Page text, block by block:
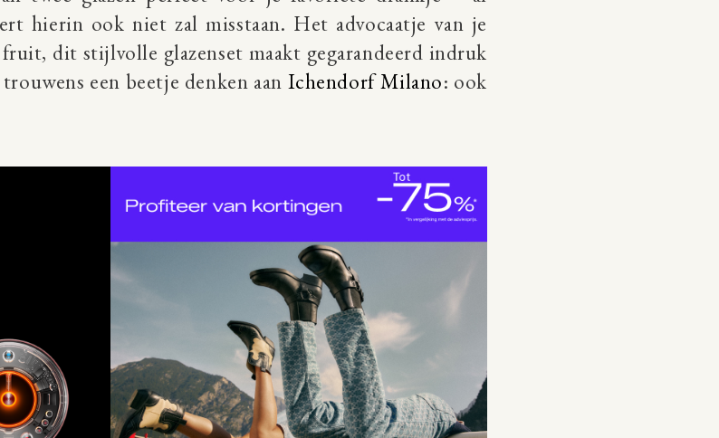
hierin ook niet zal misstaan. Het advocaatje van je
dit stijlvolle glazenset maakt gegarandeerd indruk
een beetje denken aan Ichendorf Milano: ook